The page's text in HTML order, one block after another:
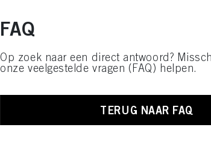
FAQ
Op zoek naar een direct antwoord?
onze veelgestelde vragen (FAQ) helpen.
TERUG NAAR FAQ